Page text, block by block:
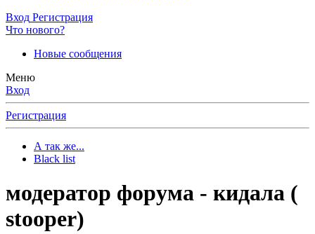
Вход Регистрация
Что нового?
Новые сообщения
Меню
Вход
Регистрация
А так же...
Black list
модератор форума - кидала (
stooper)